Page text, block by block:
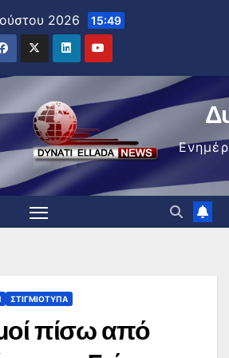
2026 15:49
ΣΤΙΓΜΙΌΤΥΠΑ
πίσω από